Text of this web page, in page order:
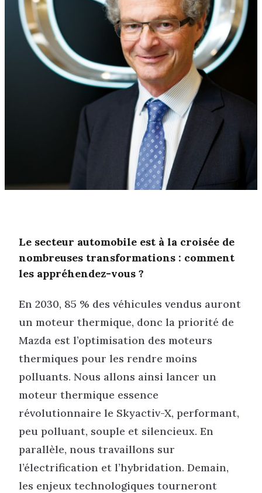
Le secteur automobile est à la croisée de
nombreuses transformations : comment
les appréhendez-vous ?
En 2030, 85 % des véhicules vendus auront
un moteur thermique, donc la priorité de
Mazda est l’optimisation des moteurs
thermiques pour les rendre moins
polluants. Nous allons ainsi lancer un
moteur thermique essence
révolutionnaire le Skyactiv-X, performant,
peu polluant, souple et silencieux. En
parallèle, nous travaillons sur
l’électrification et l’hybridation. Demain,
les enjeux technologiques tourneront